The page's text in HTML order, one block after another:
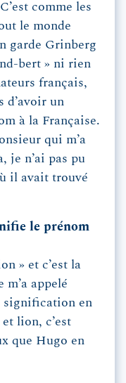
comme les
le monde
garde Grinberg
bert » ni rien
français,
d’avoir un
à la Française.
qui m’a
je n’ai pas pu
il avait trouvé
le prénom
» et c’est la
appelé
signification en
lion, c’est
que Hugo en